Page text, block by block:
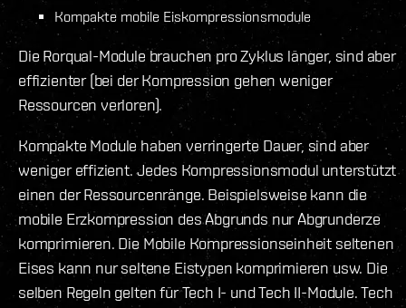
Kompakte mobile Eiskompressionsmodule
Die Rorqual-Module brauchen pro Zyklus länger, sind aber
effizienter (bei der Kompression gehen weniger
Ressourcen verloren).
Kompakte Module haben verringerte Dauer, sind aber
weniger effizient. Jedes Kompressionsmodul unterstützt
einen der Ressourcenränge. Beispielsweise kann die
mobile Erzkompression des Abgrunds nur Abgrunderze
komprimieren. Die Mobile Kompressionseinheit seltenen
Eises kann nur seltene Eistypen komprimieren usw. Die
selben Regeln gelten für Tech I- und Tech II-Module. Tech